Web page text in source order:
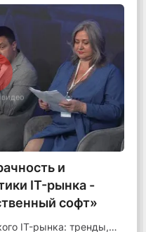
и
IT-рынка -
софт»
IT-рынка: тренды,